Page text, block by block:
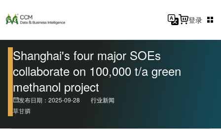
登录
Shanghai's four major SOEs
collaborate on 100,000 t/a green
methanol project
发布日期：2025-09-28
行业新闻
草甘膦